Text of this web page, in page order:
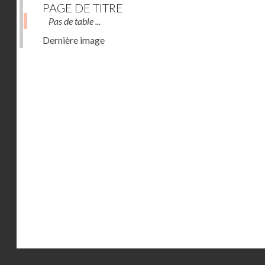
PAGE DE TITRE
Pas de table ...
Dernière image